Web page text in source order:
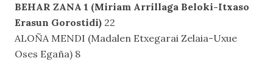
BEHAR ZANA 1 (Miriam Arrillaga Beloki-Itxaso
Erasun Gorostidi) 22
ALOÑA MENDI (Madalen Etxegarai Zelaia-Uxue
Oses Egaña) 8